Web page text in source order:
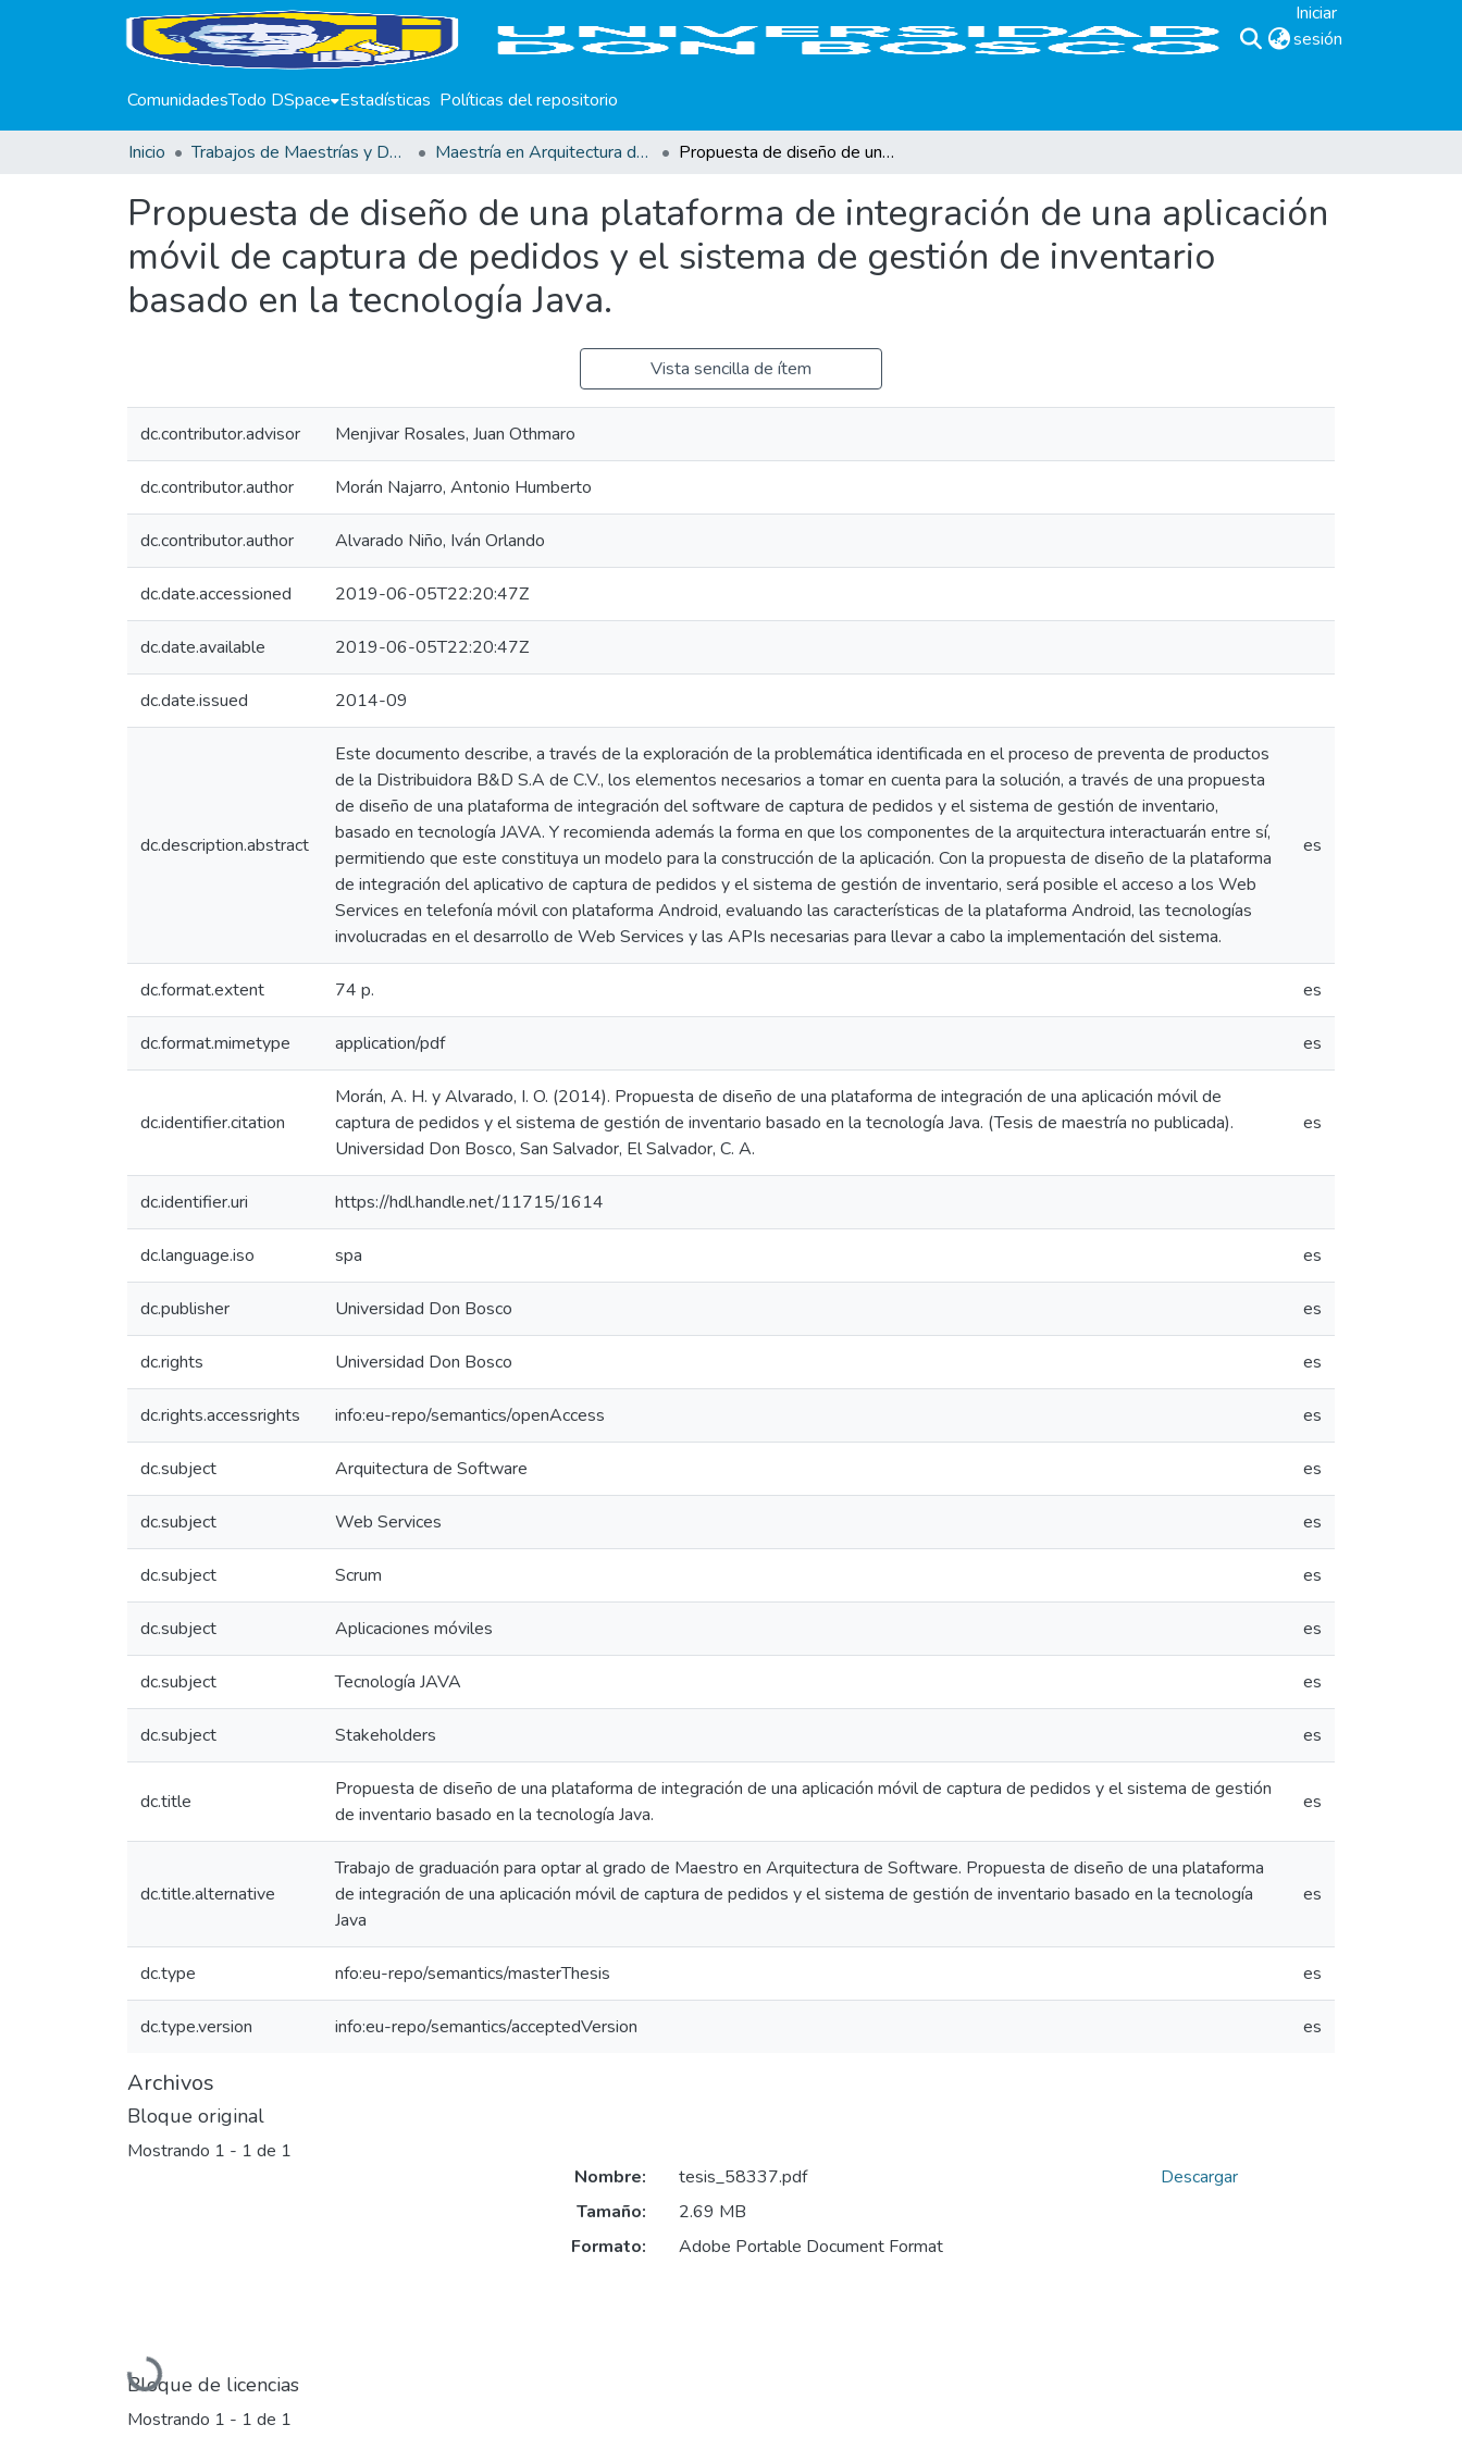
Iniciar
sesión
ComunidadesTodo DSpace Estadísticas Políticas del repositorio
Inicio Trabajos de Maestrías y Doctorados Maestría en Arquitectura de Software Propuesta de diseño de una plataforma de integración de una aplicación móvil de captura de pedidos y el sistema de gestión de inventario basado en la tecnología Java.
Propuesta de diseño de una plataforma de integración de una aplicación
móvil de captura de pedidos y el sistema de gestión de inventario
basado en la tecnología Java.
Vista sencilla de ítem
dc.contributor.advisor Menjivar Rosales, Juan Othmaro
dc.contributor.author Morán Najarro, Antonio Humberto
dc.contributor.author Alvarado Niño, Iván Orlando
dc.date.accessioned 2019-06-05T22:20:47Z
dc.date.available 2019-06-05T22:20:47Z
dc.date.issued 2014-09
dc.description.abstract
Este documento describe, a través de la exploración de la problemática identificada en el proceso de preventa de productos
de la Distribuidora B&D S.A de C.V., los elementos necesarios a tomar en cuenta para la solución, a través de una propuesta
de diseño de una plataforma de integración del software de captura de pedidos y el sistema de gestión de inventario,
basado en tecnología JAVA. Y recomienda además la forma en que los componentes de la arquitectura interactuarán entre sí,
permitiendo que este constituya un modelo para la construcción de la aplicación. Con la propuesta de diseño de la plataforma
de integración del aplicativo de captura de pedidos y el sistema de gestión de inventario, será posible el acceso a los Web
Services en telefonía móvil con plataforma Android, evaluando las características de la plataforma Android, las tecnologías
involucradas en el desarrollo de Web Services y las APIs necesarias para llevar a cabo la implementación del sistema.
es
dc.format.extent 74 p. es
dc.format.mimetype application/pdf es
dc.identifier.citation
Morán, A. H. y Alvarado, I. O. (2014). Propuesta de diseño de una plataforma de integración de una aplicación móvil de
captura de pedidos y el sistema de gestión de inventario basado en la tecnología Java. (Tesis de maestría no publicada).
Universidad Don Bosco, San Salvador, El Salvador, C. A.
es
dc.identifier.uri https://hdl.handle.net/11715/1614
dc.language.iso spa es
dc.publisher Universidad Don Bosco es
dc.rights Universidad Don Bosco es
dc.rights.accessrights info:eu-repo/semantics/openAccess es
dc.subject Arquitectura de Software es
dc.subject Web Services es
dc.subject Scrum es
dc.subject Aplicaciones móviles es
dc.subject Tecnología JAVA es
dc.subject Stakeholders es
dc.title
Propuesta de diseño de una plataforma de integración de una aplicación móvil de captura de pedidos y el sistema de gestión
de inventario basado en la tecnología Java.
es
dc.title.alternative
Trabajo de graduación para optar al grado de Maestro en Arquitectura de Software. Propuesta de diseño de una plataforma
de integración de una aplicación móvil de captura de pedidos y el sistema de gestión de inventario basado en la tecnología
Java
es
dc.type nfo:eu-repo/semantics/masterThesis es
dc.type.version info:eu-repo/semantics/acceptedVersion es
Archivos
Bloque original
Mostrando 1 - 1 de 1
Cargando...
Nombre:
tesis_58337.pdf
Tamaño:
2.69 MB
Formato:
Adobe Portable Document Format
Descargar
Bloque de licencias
Mostrando 1 - 1 de 1